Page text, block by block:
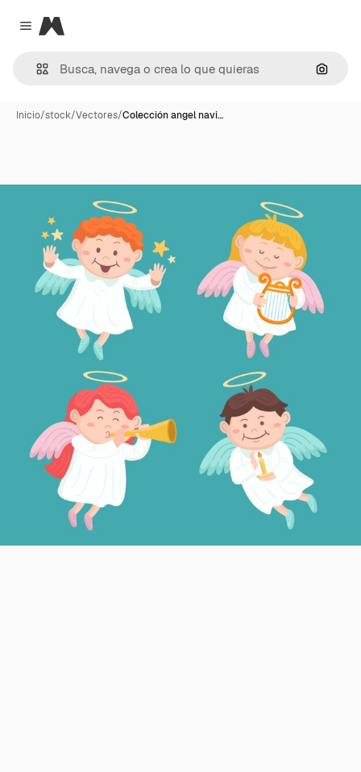
Close menu
Magnific
Inicio/stock/Vectores/Colección angel navi…